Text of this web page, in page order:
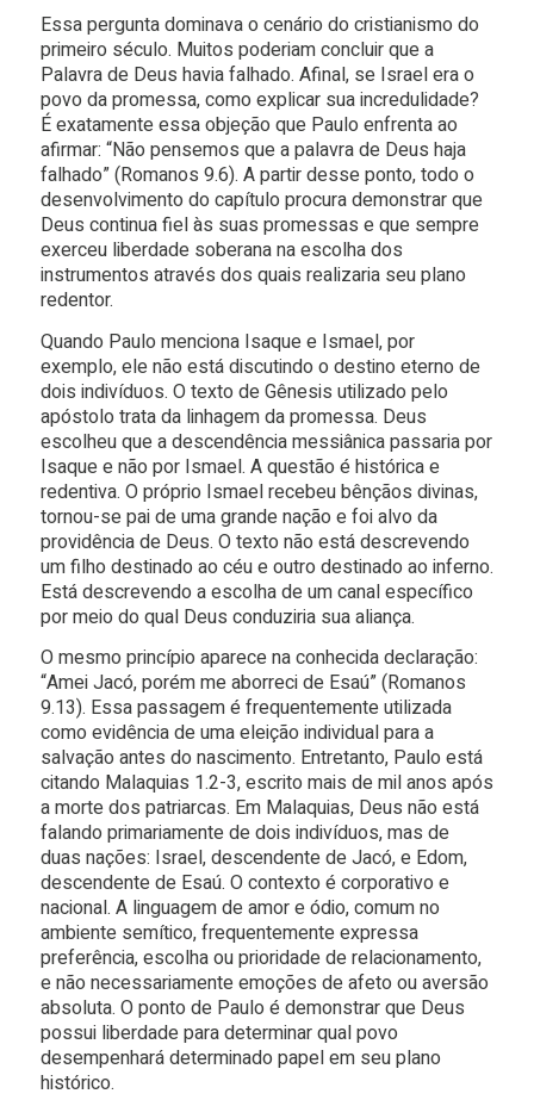
Essa pergunta dominava o cenário do cristianismo do
primeiro século. Muitos poderiam concluir que a
Palavra de Deus havia falhado. Afinal, se Israel era o
povo da promessa, como explicar sua incredulidade?
É exatamente essa objeção que Paulo enfrenta ao
afirmar: “Não pensemos que a palavra de Deus haja
falhado” (Romanos 9.6). A partir desse ponto, todo o
desenvolvimento do capítulo procura demonstrar que
Deus continua fiel às suas promessas e que sempre
exerceu liberdade soberana na escolha dos
instrumentos através dos quais realizaria seu plano
redentor.
Quando Paulo menciona Isaque e Ismael, por
exemplo, ele não está discutindo o destino eterno de
dois indivíduos. O texto de Gênesis utilizado pelo
apóstolo trata da linhagem da promessa. Deus
escolheu que a descendência messiânica passaria por
Isaque e não por Ismael. A questão é histórica e
redentiva. O próprio Ismael recebeu bênçãos divinas,
tornou-se pai de uma grande nação e foi alvo da
providência de Deus. O texto não está descrevendo
um filho destinado ao céu e outro destinado ao inferno.
Está descrevendo a escolha de um canal específico
por meio do qual Deus conduziria sua aliança.
O mesmo princípio aparece na conhecida declaração:
“Amei Jacó, porém me aborreci de Esaú” (Romanos
9.13). Essa passagem é frequentemente utilizada
como evidência de uma eleição individual para a
salvação antes do nascimento. Entretanto, Paulo está
citando Malaquias 1.2-3, escrito mais de mil anos após
a morte dos patriarcas. Em Malaquias, Deus não está
falando primariamente de dois indivíduos, mas de
duas nações: Israel, descendente de Jacó, e Edom,
descendente de Esaú. O contexto é corporativo e
nacional. A linguagem de amor e ódio, comum no
ambiente semítico, frequentemente expressa
preferência, escolha ou prioridade de relacionamento,
e não necessariamente emoções de afeto ou aversão
absoluta. O ponto de Paulo é demonstrar que Deus
possui liberdade para determinar qual povo
desempenhará determinado papel em seu plano
histórico.